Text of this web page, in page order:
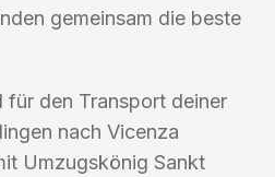
gemeinsam die beste
für den Transport deiner
nach Vicenza
Umzugskönig Sankt